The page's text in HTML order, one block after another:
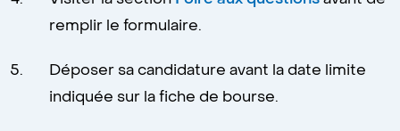
remplir le formulaire.
Déposer sa candidature avant la date limite
indiquée sur la fiche de bourse.